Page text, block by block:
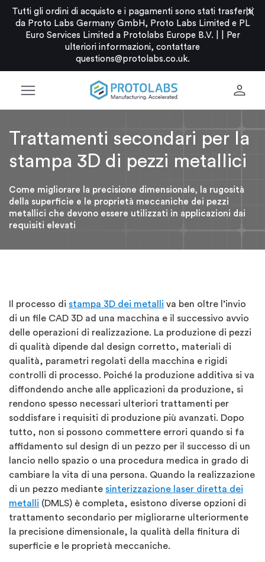
Tutti gli ordini di acquisto e i pagamenti sono stati trasferiti
da Proto Labs Germany GmbH, Proto Labs Limited e PL
Euro Services Limited a Protolabs Europe B.V. |
Per
ulteriori informazioni, contattare
questions@protolabs.co.uk.
close
menu person
Trattamenti secondari per la
stampa 3D di pezzi metallici
Come migliorare la precisione dimensionale, la rugosità
della superficie e le proprietà meccaniche dei pezzi
metallici che devono essere utilizzati in applicazioni dai
requisiti elevati
Il processo di stampa 3D dei metalli va ben oltre l’invio
di un file CAD 3D ad una macchina e il successivo avvio
delle operazioni di realizzazione. La produzione di pezzi
di qualità dipende dal design corretto, materiali di
qualità, parametri regolati della macchina e rigidi
controlli di processo. Poiché la produzione additiva si va
diffondendo anche alle applicazioni da produzione, si
rendono spesso necessari ulteriori trattamenti per
soddisfare i requisiti di produzione più avanzati. Dopo
tutto, non si possono commettere errori quando si fa
affidamento sul design di un pezzo per il successo di un
lancio nello spazio o una procedura medica in grado di
cambiare la vita di una persona. Quando la realizzazione
di un pezzo mediante sinterizzazione laser diretta dei
metalli (DMLS) è completa, esistono diverse opzioni di
trattamento secondario per migliorarne ulteriormente
la precisione dimensionale, la qualità della finitura di
superficie e le proprietà meccaniche.